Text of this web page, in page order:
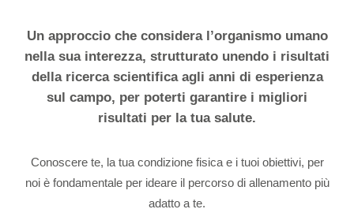
Un approccio che considera l’organismo umano
nella sua interezza, strutturato unendo i risultati
della ricerca scientifica agli anni di esperienza
sul campo, per poterti garantire i migliori
risultati per la tua salute.
Conoscere te, la tua condizione fisica e i tuoi obiettivi, per
noi è fondamentale per ideare il percorso di allenamento più
adatto a te.